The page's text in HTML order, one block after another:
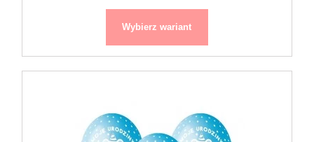
Wybierz wariant